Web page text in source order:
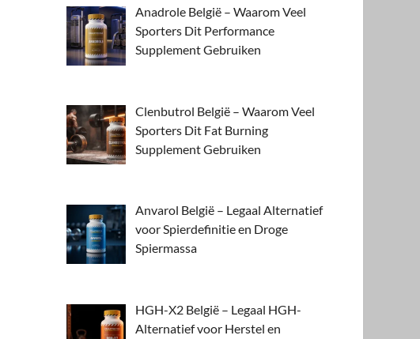
Anadrole België – Waarom Veel
Sporters Dit Performance
Supplement Gebruiken
Clenbutrol België – Waarom Veel
Sporters Dit Fat Burning
Supplement Gebruiken
Anvarol België – Legaal Alternatief
voor Spierdefinitie en Droge
Spiermassa
HGH-X2 België – Legaal HGH-
Alternatief voor Herstel en